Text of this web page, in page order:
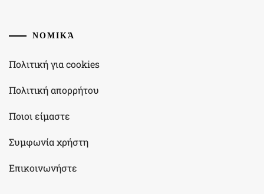
ΝΟΜΙΚΆ
Πολιτική για cookies
Πολιτική απορρήτου
Ποιοι είμαστε
Συμφωνία χρήστη
Επικοινωνήστε